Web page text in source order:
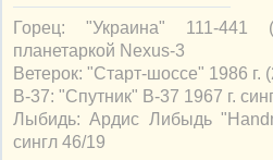
Горец: "Украина" 111-441
планетаркой Nexus-3
Ветерок: "Старт-шоссе" 1986 г.
В-37: "Спутник" В-37 1967 г.
Лыбидь: Ардис Либыдь
сингл 46/19